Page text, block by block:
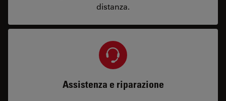
distanza.
Assistenza e riparazione